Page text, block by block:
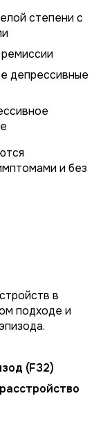
степени с
депрессивные
и без
в
подходе и
(F32)